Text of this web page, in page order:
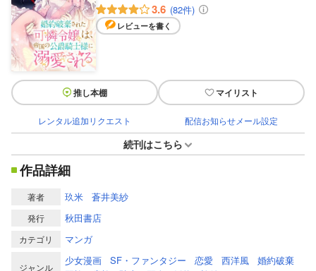
3.6 (82件)
レビューを書く
推し本棚 マイリスト
レンタル追加リクエスト 配信お知らせメール設定
続刊はこちら
作品詳細
著者 玖米 蒼井美紗
発行 秋田書店
カテゴリ マンガ
ジャンル
少女漫画 SF・ファンタジー 恋愛 西洋風
婚約破棄